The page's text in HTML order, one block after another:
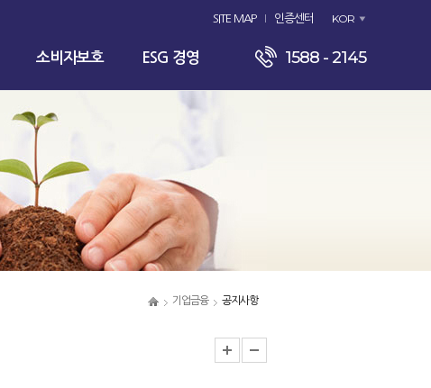
SITE MAP 인증센터 KOR
소비자보호 ESG 경영 1588 - 2145
기업금융 공지사항